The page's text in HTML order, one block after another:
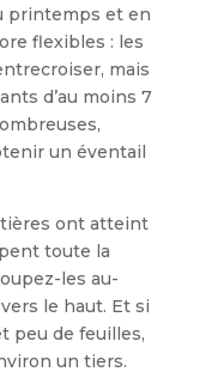
printemps et en
flexi­bles : les
mais
d’au moins 7
un éventail
ont atteint
toute la
les au-
le haut. Et si
peu de feuilles,
un tiers.